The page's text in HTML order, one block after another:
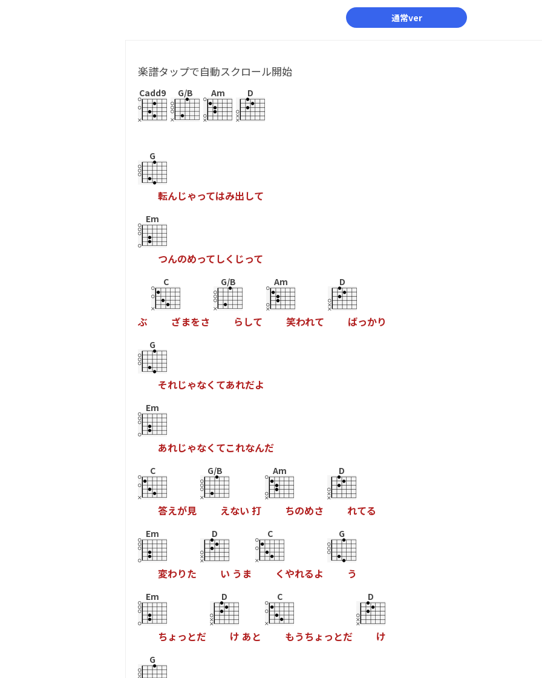
通常ver
楽譜タップで自動スクロール開始
Cadd9 G/B Am D
G
転んじゃってはみ出して
Em
つんのめってしく じって
ぶ
C
ざまをさ
G/B
ら して
Am
笑われて
D
ばっかり
G
それじゃなく てあれだよ
Em
あれじゃなく てこれなんだ
C
答えが見
G/B
えない 打
Am
ちのめさ
D
れてる
Em
変わりた
D
い う ま
C
く やれるよ
G
う
Em
ちょ っ とだ
D
け あ と
C
もう ちょ っ とだ
D
け
G